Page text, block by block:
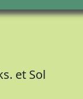
et Sol